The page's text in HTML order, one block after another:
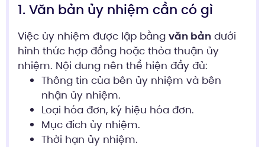
1. Văn bản ủy nhiệm cần có gì
Việc ủy nhiệm được lập bằng văn bản dưới
hình thức hợp đồng hoặc thỏa thuận ủy
nhiệm. Nội dung nên thể hiện đầy đủ:
Thông tin của bên ủy nhiệm và bên
nhận ủy nhiệm.
Loại hóa đơn, ký hiệu hóa đơn.
Mục đích ủy nhiệm.
Thời hạn ủy nhiệm.